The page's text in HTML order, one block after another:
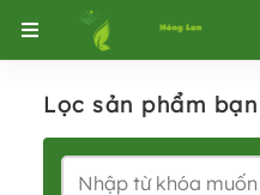
Trang chủ Tìm kiếm
Lọc sản phẩm